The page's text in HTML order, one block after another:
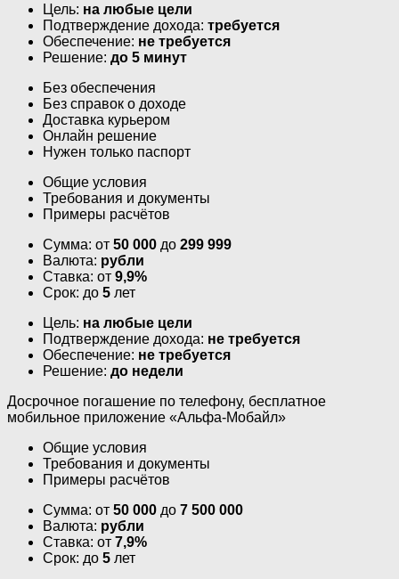
Цель: на любые цели
Подтверждение дохода: требуется
Обеспечение: не требуется
Решение: до 5 минут
Без обеспечения
Без справок о доходе
Доставка курьером
Онлайн решение
Нужен только паспорт
Общие условия
Требования и документы
Примеры расчётов
Сумма: от 50 000 до 299 999
Валюта: рубли
Ставка: от 9,9%
Срок: до 5 лет
Цель: на любые цели
Подтверждение дохода: не требуется
Обеспечение: не требуется
Решение: до недели
Досрочное погашение по телефону, бесплатное
мобильное приложение «Альфа-Мобайл»
Общие условия
Требования и документы
Примеры расчётов
Сумма: от 50 000 до 7 500 000
Валюта: рубли
Ставка: от 7,9%
Срок: до 5 лет